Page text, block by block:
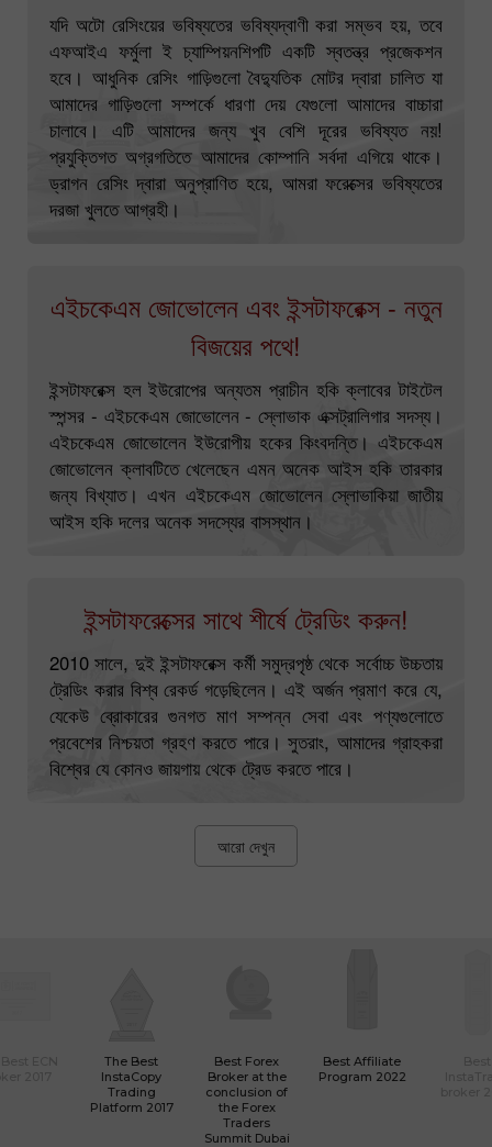
যদি অটো রেসিংয়ের ভবিষ্যতের ভবিষ্যদ্বাণী করা সম্ভব হয়, তবে
এফআইএ ফর্মুলা ই চ্যাম্পিয়নশিপটি একটি স্বতন্ত্র প্রজেকশন
হবে। আধুনিক রেসিং গাড়িগুলো বৈদ্যুতিক মোটর দ্বারা চালিত যা
আমাদের গাড়িগুলো সম্পর্কে ধারণা দেয় যেগুলো আমাদের বাচ্চারা
চালাবে। এটি আমাদের জন্য খুব বেশি দূরের ভবিষ্যত নয়!
প্রযুক্তিগত অগ্রগতিতে আমাদের কোম্পানি সর্বদা এগিয়ে থাকে।
ড্রাগন রেসিং দ্বারা অনুপ্রাণিত হয়ে, আমরা ফরেক্সের ভবিষ্যতের
দরজা খুলতে আগ্রহী।
এইচকেএম জোভোলেন এবং ইন্সটাফরেক্স - নতুন
বিজয়ের পথে!
ইন্সটাফরেক্স হল ইউরোপের অন্যতম প্রাচীন হকি ক্লাবের টাইটেল
স্পন্সর - এইচকেএম জোভোলেন - স্লোভাক এক্সট্রালিগার সদস্য।
এইচকেএম জোভোলেন ইউরোপীয় হকের কিংবদন্তি। এইচকেএম
জোভোলেন ক্লাবটিতে খেলেছেন এমন অনেক আইস হকি তারকার
জন্য বিখ্যাত। এখন এইচকেএম জোভোলেন স্লোভাকিয়া জাতীয়
আইস হকি দলের অনেক সদস্যের বাসস্থান।
ইন্সটাফরেক্সের সাথে শীর্ষে ট্রেডিং করুন!
2010 সালে, দুই ইন্সটাফরেক্স কর্মী সমুদ্রপৃষ্ঠ থেকে সর্বোচ্চ উচ্চতায়
ট্রেডিং করার বিশ্ব রেকর্ড গড়েছিলেন। এই অর্জন প্রমাণ করে যে,
যেকেউ ব্রোকারের গুনগত মাণ সম্পন্ন সেবা এবং পণ্যগুলোতে
প্রবেশের নিশ্চয়তা গ্রহণ করতে পারে। সুতরাং, আমাদের গ্রাহকরা
বিশ্বের যে কোনও জায়গায় থেকে ট্রেড করতে পারে।
আরো দেখুন
The Best
InstaCopy
Trading
Platform 2017
Best Forex
Broker at the
conclusion of
the Forex
Traders
Summit Dubai
Best Affiliate
Program 2022